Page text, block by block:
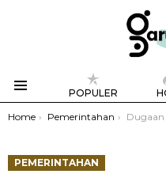
POPULER
You are here:
Home Pemerintahan Dugaan Kredit Topengan Guncang BUMD
PEMERINTAHAN